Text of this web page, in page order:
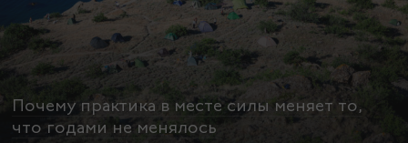
Почему практика в месте силы меняет то,
что годами не менялось